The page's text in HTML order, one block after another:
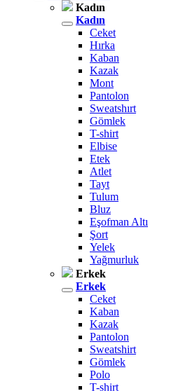
Kadın
Kadın
Ceket
Hırka
Kaban
Kazak
Mont
Pantolon
Sweatshırt
Gömlek
T-shirt
Elbise
Etek
Atlet
Tayt
Tulum
Bluz
Eşofman Altı
Şort
Yelek
Yağmurluk
Erkek
Erkek
Ceket
Kaban
Kazak
Pantolon
Sweatshirt
Gömlek
Polo
T-shirt